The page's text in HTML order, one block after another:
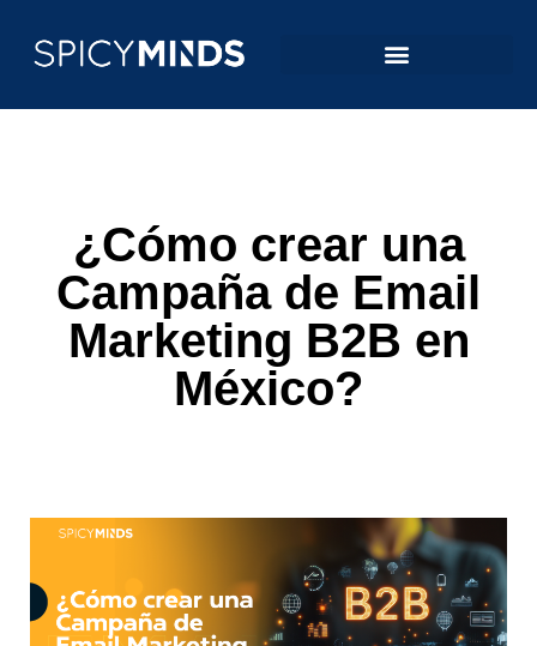
¿Cómo crear una
Campaña de Email
Marketing B2B en
México?